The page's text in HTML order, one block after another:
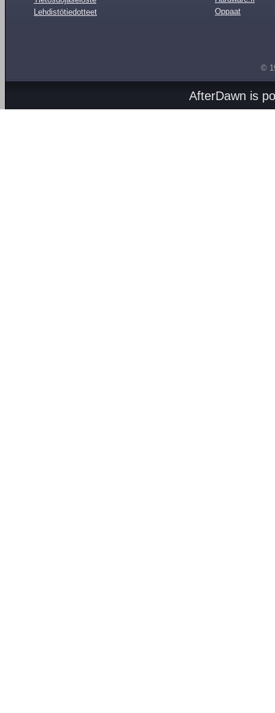
Lehdistötiedotteet
Oppaat
©
AfterDawn is